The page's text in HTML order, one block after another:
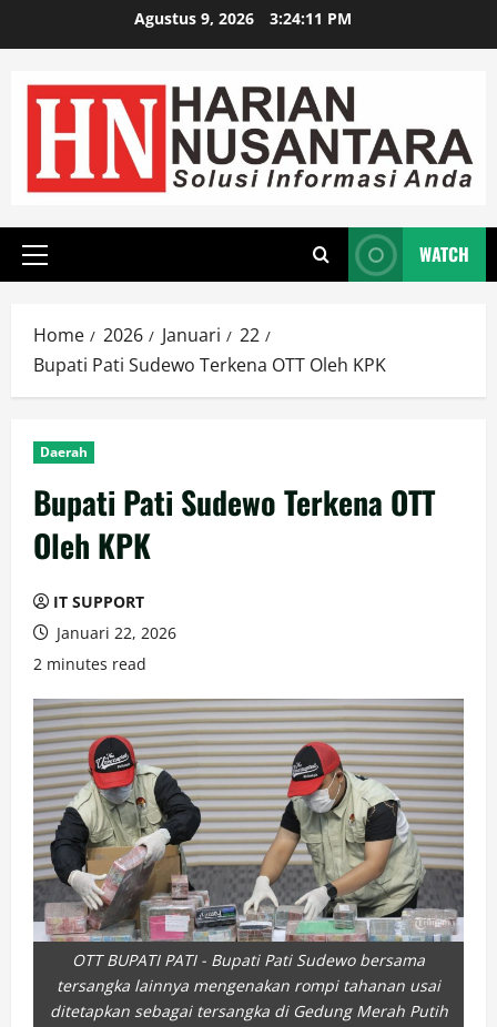
Agustus 9, 2026 3:24:12 PM
WATCH
Home 2026 Januari
22
Bupati Pati Sudewo Terkena OTT Oleh KPK
Daerah
Bupati Pati Sudewo Terkena OTT
Oleh KPK
IT SUPPORT
Januari 22, 2026
2 minutes read
OTT BUPATI PATI - Bupati Pati Sudewo bersama
tersangka lainnya mengenakan rompi tahanan usai
ditetapkan sebagai tersangka di Gedung Merah Putih